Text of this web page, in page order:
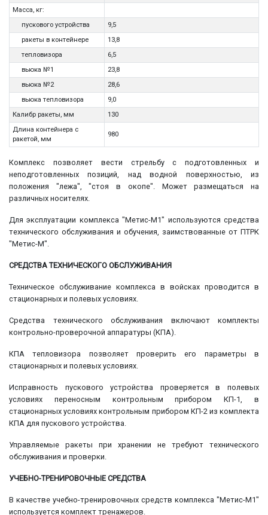
Масса, кг:
пускового устройства
9,5
ракеты в контейнере
13,8
тепловизора
6,5
вьюка №1
23,8
вьюка №2
28,6
вьюка тепловизора
9,0
Калибр ракеты, мм
130
Длина контейнера с
ракетой, мм
980
Комплекс позволяет вести стрельбу с подготовленных и
неподготовленных позиций, над водной поверхностью, из
положения "лежа", "стоя в окопе". Может размещаться на
различных носителях.
Для эксплуатации комплекса "Метис-М1" используются средства
технического обслуживания и обучения, заимствованные от ПТРК
"Метис-М".
СРЕДСТВА ТЕХНИЧЕСКОГО ОБСЛУЖИВАНИЯ
Техническое обслуживание комплекса в войсках проводится в
стационарных и полевых условиях.
Средства технического обслуживания включают комплекты
контрольно-проверочной аппаратуры (КПА).
КПА тепловизора позволяет проверить его параметры в
стационарных и полевых условиях.
Исправность пускового устройства проверяется в полевых
условиях переносным контрольным прибором КП-1, в
стационарных условиях контрольным прибором КП-2 из комплекта
КПА для пускового устройства.
Управляемые ракеты при хранении не требуют технического
обслуживания и проверки.
УЧЕБНО-ТРЕНИРОВОЧНЫЕ СРЕДСТВА
В качестве учебно-тренировочных средств комплекса "Метис-М1"
используется комплект тренажеров.